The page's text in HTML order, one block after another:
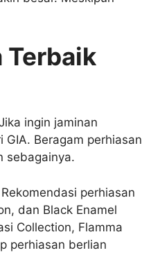
Terbaik
ingin jaminan
Beragam perhiasan
sebagainya.
perhiasan
dan Black Enamel
Collection, Flamma
perhiasan berlian